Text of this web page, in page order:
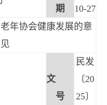
期
10-27
年协会健康发展的意
见
文
号
民发
〔20
25〕